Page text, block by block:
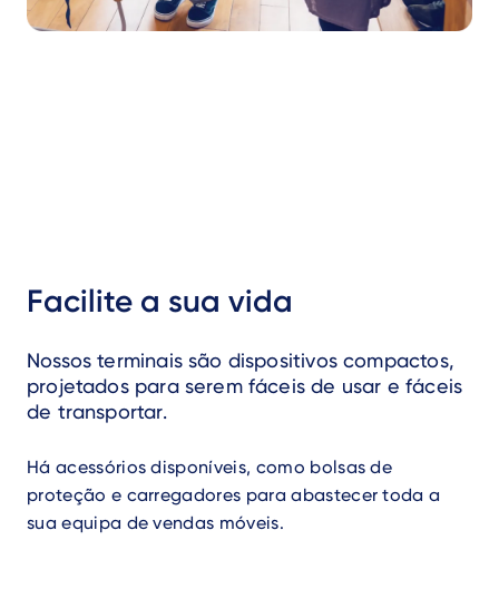
Facilite a sua vida
Nossos terminais são dispositivos compactos,
projetados para serem fáceis de usar e fáceis
de transportar.
Há acessórios disponíveis, como bolsas de
proteção e carregadores para abastecer toda a
sua equipa de vendas móveis.